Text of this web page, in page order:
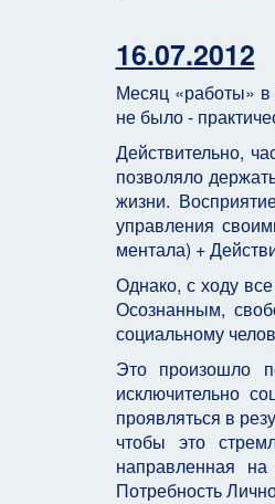
16.07.2012
Месяц «работы» в
не было -
Действительно,
позволяло
жизни.
управления
ментала) +
Однако, с ходу
Осознанным,
социальному
Это произошло
исключительно
проявляться в
чтобы это
направленная
Потребность